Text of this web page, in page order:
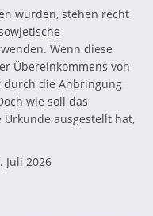
wurden, stehen recht
Wenn diese
Übereinkommens von
durch die Anbringung
wie soll das
Urkunde ausgestellt hat,
Juli 2026